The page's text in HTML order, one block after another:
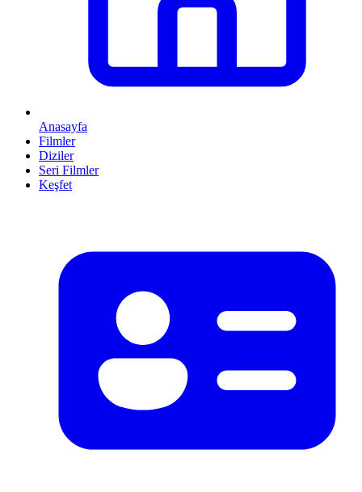
Anasayfa
Filmler
Diziler
Seri Filmler
Keşfet